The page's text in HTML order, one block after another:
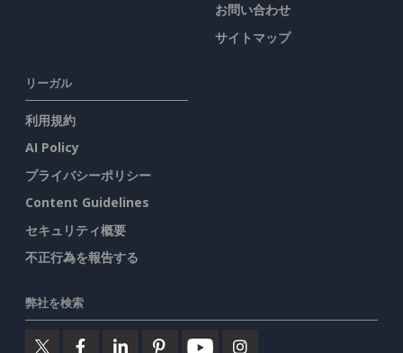
お問い合わせ
サイトマップ
リーガル
利用規約
AI Policy
プライバシーポリシー
Content Guidelines
セキュリティ概要
不正行為を報告する
弊社を検索